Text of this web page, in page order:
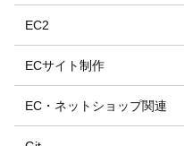
EC2
ECサイト制作
EC・ネットショップ関連